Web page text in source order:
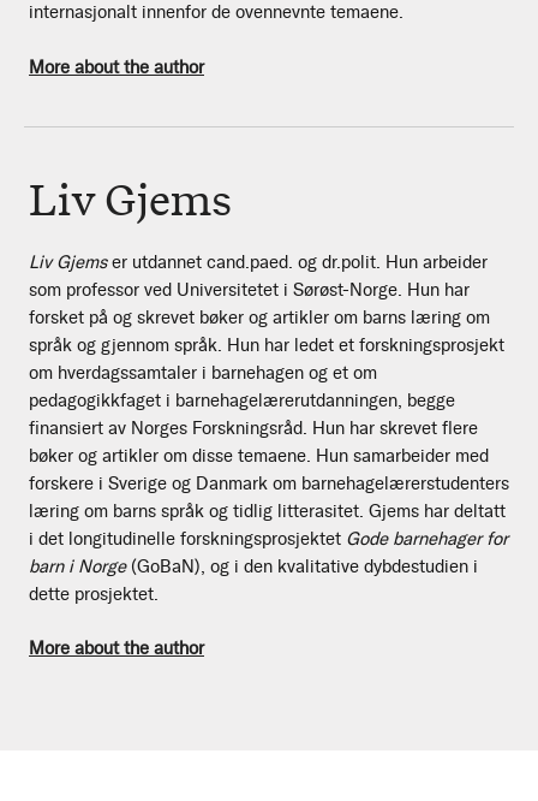
internasjonalt innenfor de ovennevnte temaene.
More about the author
Liv Gjems
Liv Gjemser utdannet cand.paed. og dr.polit. Hun arbeider
som professor ved Universitetet i Sørøst-Norge. Hun har
forsket på og skrevet bøker og artikler om barns læring om
språk og gjennom språk. Hun har ledet et forskningsprosjekt
om hverdagssamtaler i barnehagen og et om
pedagogikkfaget i barnehagelærerutdanningen, begge
finansiert av Norges Forskningsråd. Hun har skrevet flere
bøker og artikler om disse temaene. Hun samarbeider med
forskere i Sverige og Danmark om barnehagelærerstudenters
læring om barns språk og tidlig litterasitet. Gjems har deltatt
i det longitudinelle forskningsprosjektet Gode barnehager for
barn i Norge (GoBaN), og i den kvalitative dybdestudien i
dette prosjektet.
More about the author